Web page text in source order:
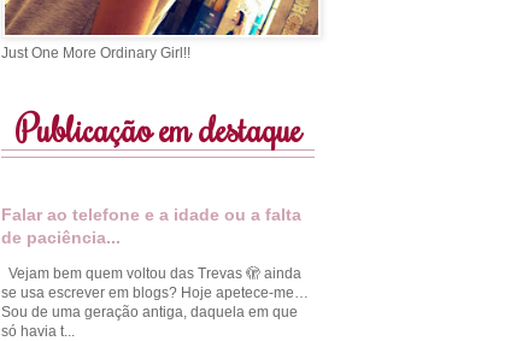
Just One More Ordinary Girl!!
Publicação em destaque
Falar ao telefone e a idade ou a falta
de paciência...
Vejam bem quem voltou das Trevas 🫣 ainda
se usa escrever em blogs? Hoje apetece-me…
Sou de uma geração antiga, daquela em que
só havia t...